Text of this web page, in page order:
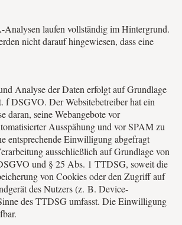
laufen vollständig im Hintergrund.
nicht darauf hingewiesen, dass eine
Analyse der Daten erfolgt auf Grundlage
f DSGVO. Der Websitebetreiber hat ein
daran, seine Webangebote vor
Ausspähung und vor SPAM zu
entsprechende Einwilligung abgefragt
ausschließlich auf Grundlage von
und § 25 Abs. 1 TTDSG, soweit die
von Cookies oder den Zugriff auf
des Nutzers (z. B. Device-
des TTDSG umfasst. Die Einwilligung